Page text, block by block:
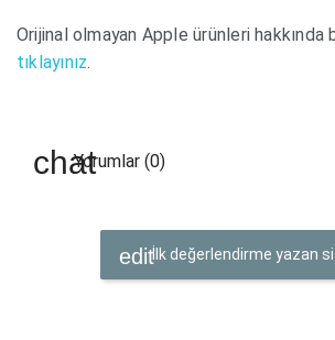
Orijinal olmayan Apple ürünleri hakkında
tıklayınız.
Yorumlar (0)
İlk değerlendirme yazan